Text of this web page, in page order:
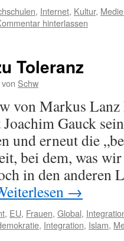
, Internet, Kultur,
hinterlassen
Toleranz
von Schw
von Markus Lanz
Gauck
und erneut die
bei dem, was wir
in den anderen
→
, EU, Frauen, Global,
, Integration, Islam,